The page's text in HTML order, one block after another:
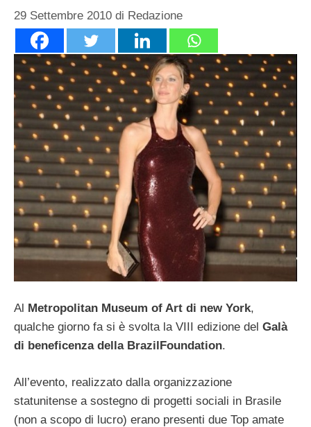
29 Settembre 2010 di Redazione
Al Metropolitan Museum of Art di new York,
qualche giorno fa si è svolta la VIII edizione del Galà
di beneficenza della BrazilFoundation.
All’evento, realizzato dalla organizzazione
statunitense a sostegno di progetti sociali in Brasile
(non a scopo di lucro) erano presenti due Top amate